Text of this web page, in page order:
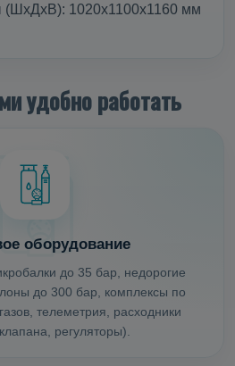
(ШхДхВ): 1020х1100х1160 мм
удобно работать
оборудование
до 35 бар, недорогие
до 300 бар, комплексы по
телеметрия, расходники
регуляторы).